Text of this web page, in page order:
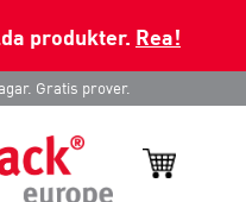
produkter. Rea!
Gratis prover.